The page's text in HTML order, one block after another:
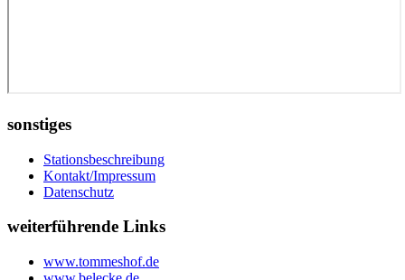
sonstiges
Stationsbeschreibung
Kontakt/Impressum
Datenschutz
weiterführende Links
www.tommeshof.de